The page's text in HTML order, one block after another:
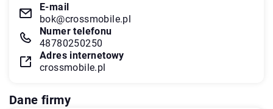
E-mail
bok@crossmobile.pl
Numer telefonu
48780250250
Adres internetowy
crossmobile.pl
Dane firmy